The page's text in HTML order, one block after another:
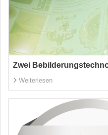
Zwei
Weiterlesen